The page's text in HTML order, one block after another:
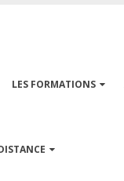
LES FORMATIONS